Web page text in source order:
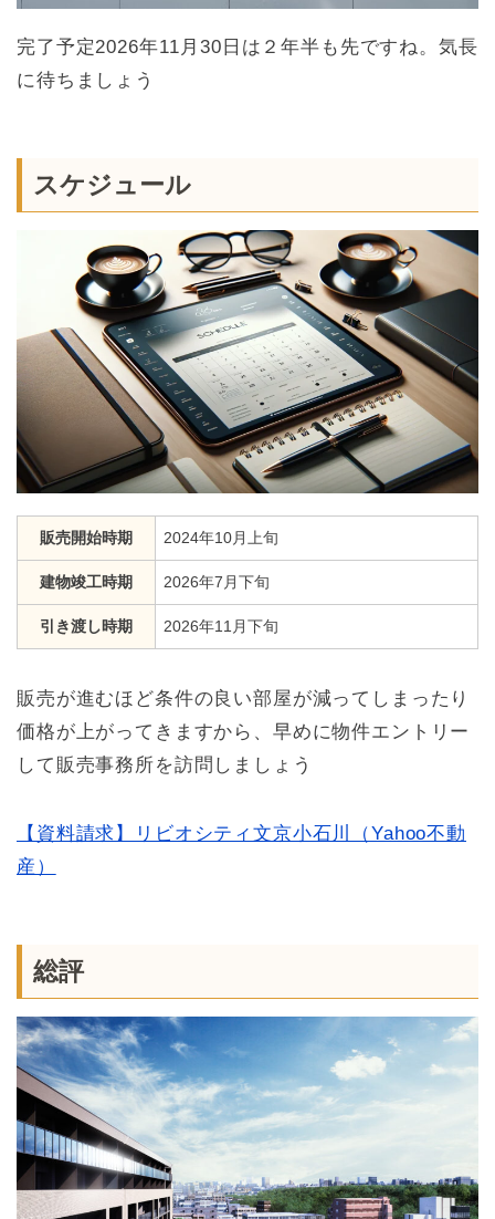
完了予定2026年11月30日は２年半も先ですね。気長
に待ちましょう
スケジュール
販売開始時期 2024年10月上旬
建物竣工時期 2026年7月下旬
引き渡し時期 2026年11月下旬
販売が進むほど条件の良い部屋が減ってしまったり
価格が上がってきますから、早めに物件エントリー
して販売事務所を訪問しましょう
【資料請求】リビオシティ文京小石川（Yahoo不動
産）
総評